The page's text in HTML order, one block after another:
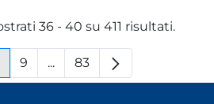
36 - 40 su 411 risultati.
Pagina
9 ...Pagine intermedie
Pagina
83